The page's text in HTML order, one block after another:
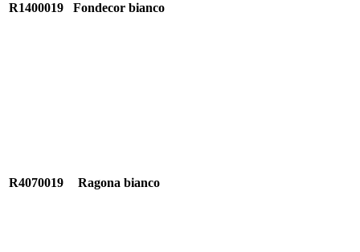
R1400019 Fondecor bianco
R4070019 Ragona bianco